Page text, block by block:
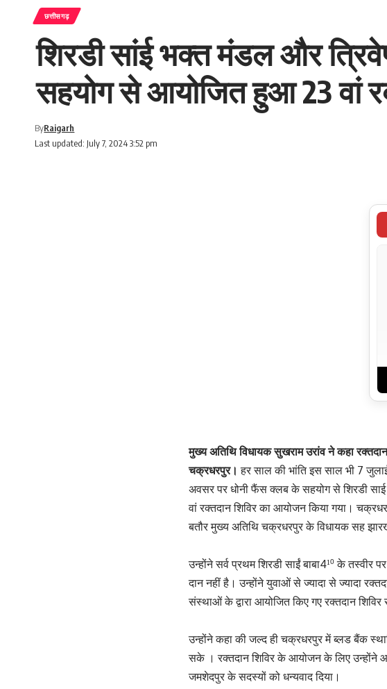
छत्तीसगढ़
शिरडी सांई भक्त मंडल और
सहयोग से आयोजित हुआ 23 वां
Last updated: July 7, 2024 3:52 pm
ByRaigarh
मुख्य अतिथि विधायक सुखराम उरांव ने कहा
चक्रधरपुर। हर साल की भांति इस साल भी 7
अवसर पर धोनी फैंस क्लब के सहयोग से शिरडी
वां रक्तदान शिविर का आयोजन किया गया।
बतौर मुख्य अतिथि चक्रधरपुर के विधायक सह
उन्होंने सर्व प्रथम शिरडी साईं बाबा4¹⁰ के
दान नहीं है। उन्होंने युवाओं से ज्यादा से ज्यादा
संस्थाओं के द्वारा आयोजित किए गए रक्तदान शिविर
उन्होंने कहा की जल्द ही चक्रधरपुर में ब्लड बैंक
सके । रक्तदान शिविर के आयोजन के लिए उन्होंने
जमशेदपुर के सदस्यों को धन्यवाद दिया।